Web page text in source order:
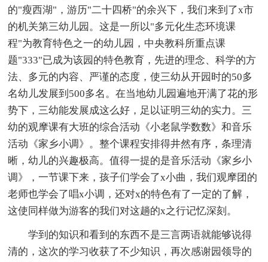
的"瘦西湖"，游历"二十四桥"的余兴下，我们来到了x市
的机关第三幼儿园。这是一所以"多元化生态环境课
程"为教育特色之一的幼儿园，中央教科所重点课
题"333"已成为该园的特色教育，先进的理念、科学的方
法、多元的内容、严谨的态度，使三幼从开园时的50多
名幼儿发展到500多名。在当地幼儿园遍地开满了花的形
势下，三幼能发展成这么好，足以证明三幼的实力。三
幼的观摩课有大班的综合活动《小老鼠学数数》和音乐
活动《家乡小调》。整个课程安排得井然有序，条理清
晰，幼儿的兴趣极高。值得一提的是音乐活动《家乡小
调》，一节课下来，孩子们学会了x小曲，我们观摩团的
老师也学会了唱x小调，还对x的特色有了一定的了解，
这使同样做为游客的我们对这趟的x之行记忆深刻。
学到的知识和看到的东西不是三言两语就能够说得
清的，这次的学习收获了不少知识，再次感谢园领导的